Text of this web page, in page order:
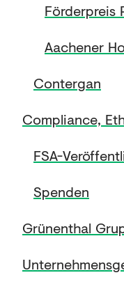
Förderpreis
Aachener
Contergan
Compliance,
FSA-
Spenden
Grünenthal